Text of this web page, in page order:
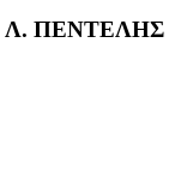
Λ. ΠΕΝΤΕΛΗΣ